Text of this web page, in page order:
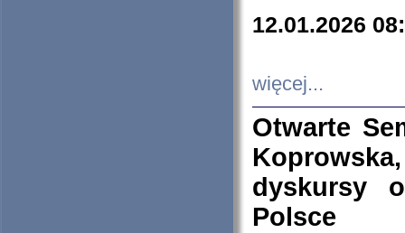
12.01.2026
więcej...
Otwarte
dyskursy
Polsce